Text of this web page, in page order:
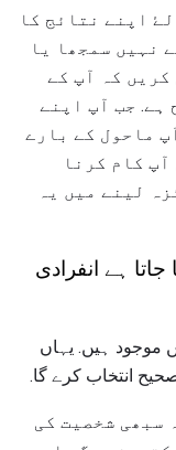
اپنے نتائج کا
نہیں سمجھا یا
کہ آپ کے
ہے. جب آپ اپنے
ماحول کے بارے
کام کرنا
لینے میں یہ
ہے انفرادی
ہیں. یہاں
انتخاب کرے گا.
سبھی شخصیت کی